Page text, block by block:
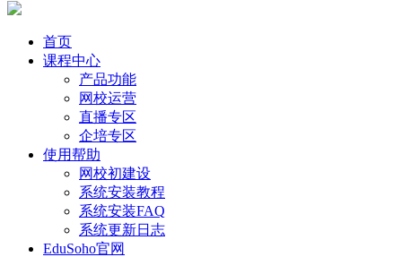
首页
课程中心
产品功能
网校运营
直播专区
企培专区
使用帮助
网校初建设
系统安装教程
系统安装FAQ
系统更新日志
EduSoho官网